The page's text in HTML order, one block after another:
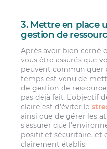
3. Mettre en place
gestion de
Après avoir bien cerné
vous être assurés que
peuvent communiquer
temps est venu de
de gestion de
pas déjà fait. L’objectif
claire est d’éviter le
ainsi que de gérer les
s’assurer que
positif et sécuritaire, et
clairement établis.